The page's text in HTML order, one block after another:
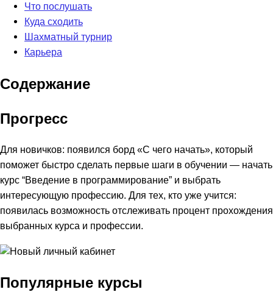
Что послушать
Куда сходить
Шахматный турнир
Карьера
Содержание
Прогресс
Для новичков: появился борд «С чего начать», который
поможет быстро сделать первые шаги в обучении — начать
курс “Введение в программирование” и выбрать
интересующую профессию. Для тех, кто уже учится:
появилась возможность отслеживать процент прохождения
выбранных курса и профессии.
Популярные курсы